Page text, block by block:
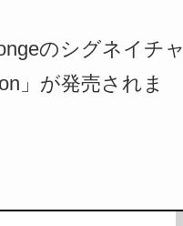
のシグネイチャ
」が発売されま